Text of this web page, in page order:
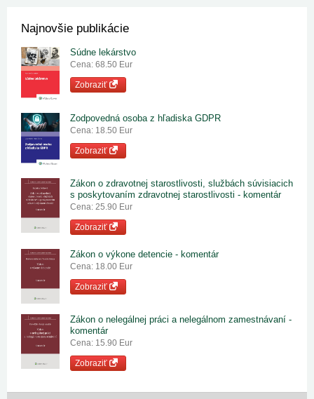
Najnovšie publikácie
Súdne lekárstvo
Cena: 68.50 Eur
Zobraziť
Zodpovedná osoba z hľadiska GDPR
Cena: 18.50 Eur
Zobraziť
Zákon o zdravotnej starostlivosti, službách súvisiacich
s poskytovaním zdravotnej starostlivosti - komentár
Cena: 25.90 Eur
Zobraziť
Zákon o výkone detencie - komentár
Cena: 18.00 Eur
Zobraziť
Zákon o nelegálnej práci a nelegálnom zamestnávaní -
komentár
Cena: 15.90 Eur
Zobraziť